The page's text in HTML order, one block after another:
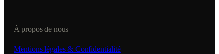
À propos de nous
Mentions légales & Confidentialité